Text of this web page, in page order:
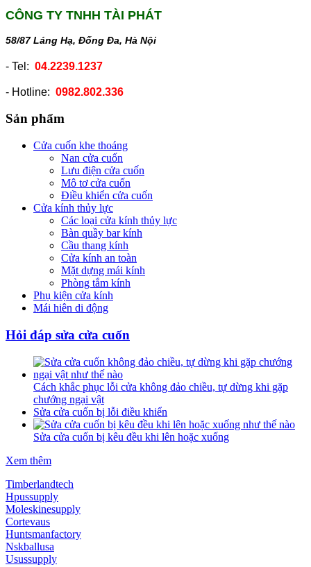
CÔNG TY TNHH TÀI PHÁT
58/87 Láng Hạ, Đống Đa, Hà Nội
- Tel: 04.2239.1237
- Hotline: 0982.802.336
Sản phẩm
Cửa cuốn khe thoáng
Nan cửa cuốn
Lưu điện cửa cuốn
Mô tơ cửa cuốn
Điều khiển cửa cuốn
Cửa kính thủy lực
Các loại cửa kính thủy lực
Bàn quầy bar kính
Cầu thang kính
Cửa kính an toàn
Mặt dựng mái kính
Phòng tắm kính
Phụ kiện cửa kính
Mái hiên di động
Hỏi đáp sửa cửa cuốn
Cách khắc phục lỗi cửa không đảo chiều, tự dừng khi gặp
chướng ngại vật
Sửa cửa cuốn bị lỗi điều khiển
Sửa cửa cuốn bị kêu đều khi lên hoặc xuống
Xem thêm
Timberlandtech
Hpussupply
Moleskinesupply
Cortevaus
Huntsmanfactory
Nskballusa
Usussupply